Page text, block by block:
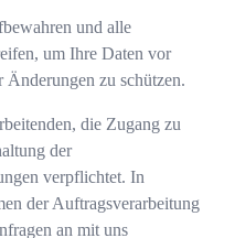
und alle
um Ihre Daten vor
zu schützen.
die Zugang zu
der
verpflichtet. In
der Auftragsverarbeitung
an mit uns